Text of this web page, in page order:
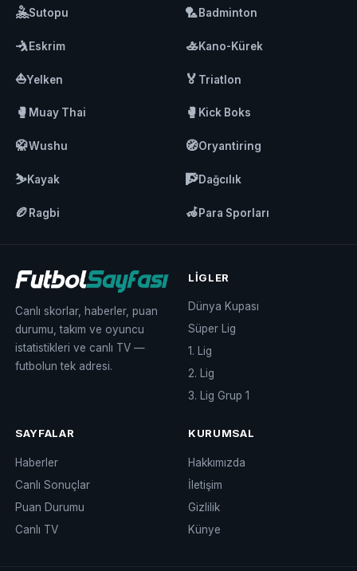
🤽Sutopu 🏸Badminton
🤺Eskrim 🚣Kano-Kürek
⛵Yelken 🏅 Triatlon
🥊 Muay Thai 🥊 Kick Boks
🥋Wushu 🧭Oryantiring
⛷️Kayak 🧗Dağcılık
🏉 Ragbi 🦽Para Sporları
Canlı skorlar, haberler, puan
durumu, takım ve oyuncu
istatistikleri ve canlı TV —
futbolun tek adresi.
LIGLER
Dünya Kupası
Süper Lig
1. Lig
2. Lig
3. Lig Grup 1
SAYFALAR
Haberler
Canlı Sonuçlar
Puan Durumu
Canlı TV
KURUMSAL
Hakkımızda
İletişim
Gizlilik
Künye